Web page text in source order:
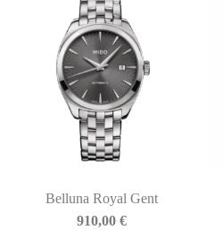
Belluna Royal Gent
910,00 €